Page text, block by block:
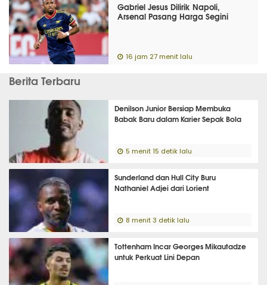
Gabriel Jesus Dilirik Napoli,
Arsenal Pasang Harga Segini
16 jam 27 menit lalu
Berita Terbaru
Denilson Junior Bersiap Membuka
Babak Baru dalam Karier Sepak Bola
5 menit 15 detik lalu
Sunderland dan Hull City Buru
Nathaniel Adjei dari Lorient
8 menit 3 detik lalu
Tottenham Incar Georges Mikautadze
untuk Perkuat Lini Depan